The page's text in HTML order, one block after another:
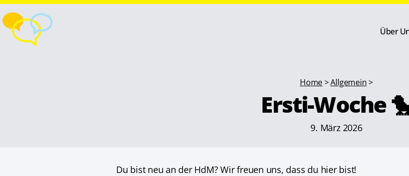
Über
Home>Allgemein>
Ersti-Woche
9. März 2026
Du bist neu an der HdM? Wir freuen uns, dass du hier bist!